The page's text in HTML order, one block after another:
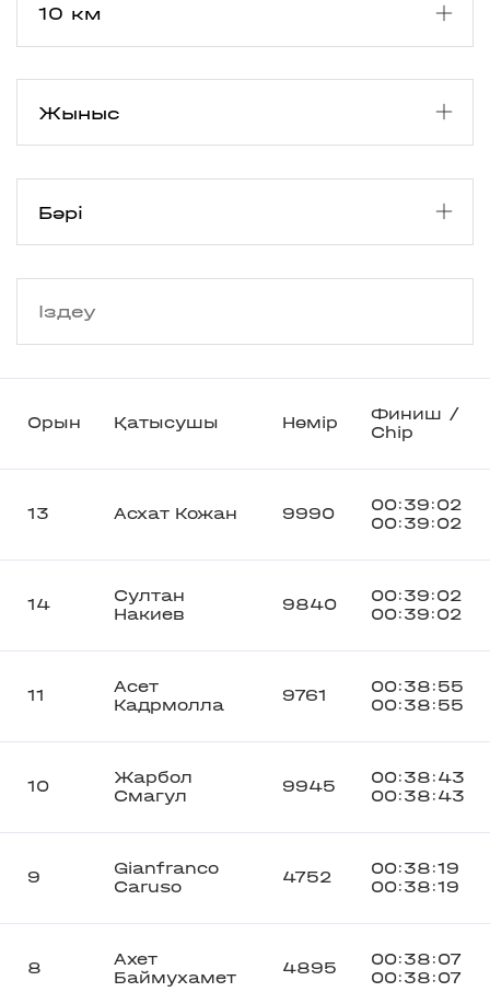
Орын Қатысушы Нөмір
Финиш /
Chip
13 Асхат Кожан 9990
00:39:02
00:39:02
14
Султан
Накиев
9840
00:39:02
00:39:02
11
Асет
Кадрмолла
9761
00:38:55
00:38:55
10
Жарбол
Смагул
9945
00:38:43
00:38:43
9
Gianfranco
Caruso
4752
00:38:19
00:38:19
8
Ахет
Баймухамет
4895
00:38:07
00:38:07